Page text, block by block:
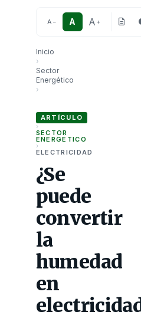
A − A A +
Inicio
›
Sector
Energético
›
ARTÍCULO
›
SECTOR
ENERGÉTICO
›
ELECTRICIDAD
¿Se
puede
convertir
la
humedad
en